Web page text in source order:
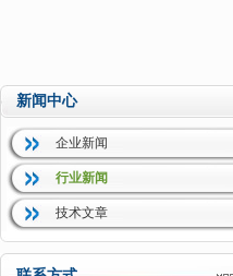
新闻中心
企业新闻
行业新闻
技术文章